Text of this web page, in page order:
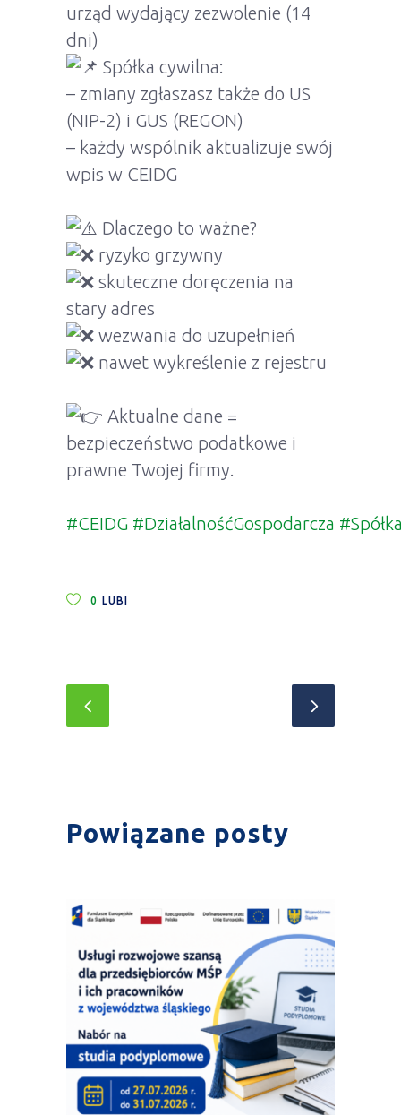
urząd wydający zezwolenie (14
dni)
Spółka cywilna:
– zmiany zgłaszasz także do US
(NIP-2) i GUS (REGON)
– każdy wspólnik aktualizuje swój
wpis w CEIDG
Dlaczego to ważne?
ryzyko grzywny
skuteczne doręczenia na
stary adres
wezwania do uzupełnień
nawet wykreślenie z rejestru
Aktualne dane =
bezpieczeństwo podatkowe i
prawne Twojej firmy.
#CEIDG #DziałalnośćGospodarcza
0 LUBI
Powiązane posty